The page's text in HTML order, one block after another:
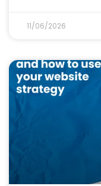
11/06/2026